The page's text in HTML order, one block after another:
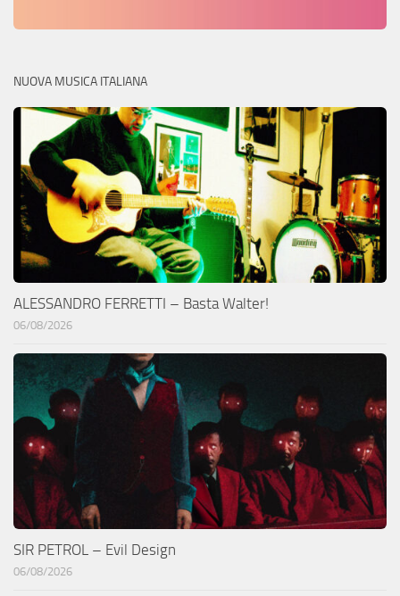
NUOVA MUSICA ITALIANA
ALESSANDRO FERRETTI – Basta Walter!
06/08/2026
SIR PETROL – Evil Design
06/08/2026